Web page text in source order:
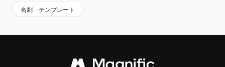
名刺 テンプレート